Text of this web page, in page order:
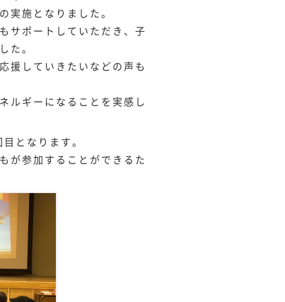
実施となりました。
サポートしていただき、子
た。
援していきたいなどの声も
ルギーになることを実感し
となります。
が参加することができるた